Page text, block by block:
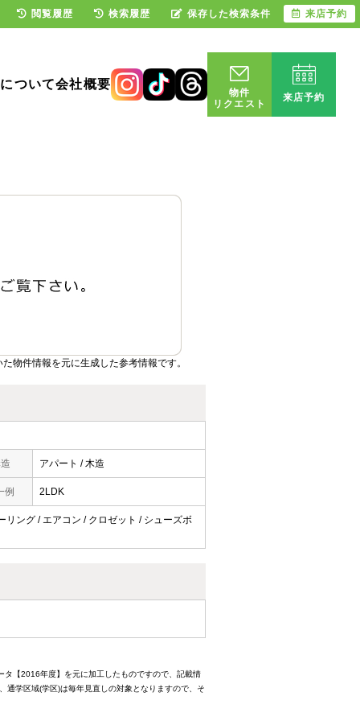
ついて会社概要
物件
リクエスト
来店予約
物件情報を元に生成した参考情報です。
アパート / 木造
例 2LDK
リング / エアコン / クロゼット / シューズボ
【2016年度】を元に加工したものですので、記載情
通学区域(学区)は毎年見直しの対象となりますので、そ
閲覧履歴 検索履歴 保存した検索条件 来店予約